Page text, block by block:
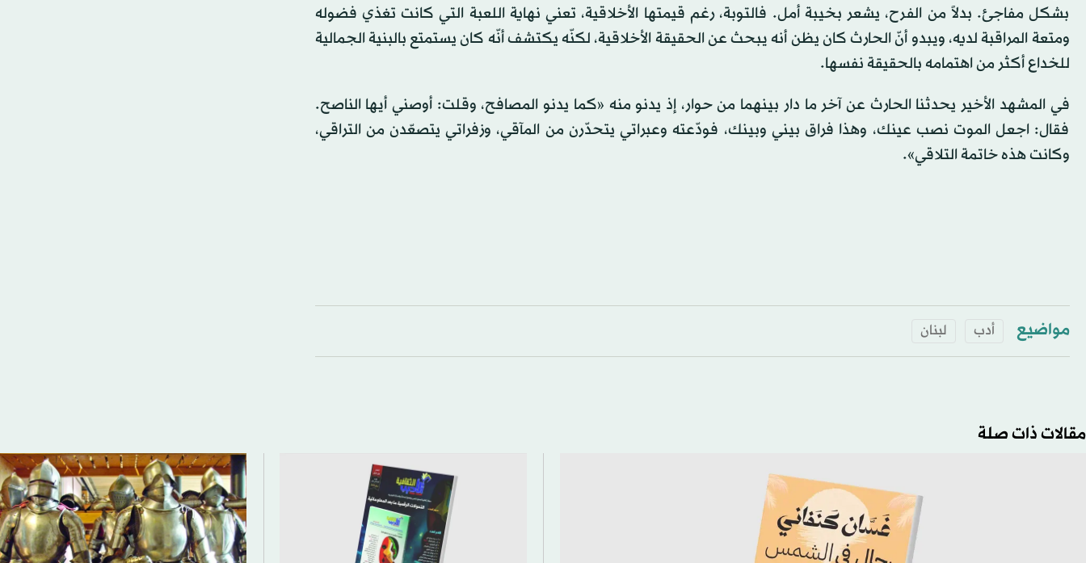
بشكل مفاجئ. بدلاً من الفرح، يشعر بخيبة أمل. فالتوبة، رغم قيمتها الأخلاقية، تعني نهاية اللعبة التي كانت تغذي فضوله
ومتعة المراقبة لديه، ويبدو أنّ الحارث كان يظن أنه يبحث عن الحقيقة الأخلاقية، لكنّه يكتشف أنّه كان يستمتع بالبنية الجمالية
للخداع أكثر من اهتمامه بالحقيقة نفسها.
في المشهد الأخير يحدثنا الحارث عن آخر ما دار بينهما من حوار، إذ يدنو منه «كما يدنو المصافح، وقلت: أوصني أيها الناصح.
فقال: اجعل الموت نصب عينك، وهذا فراق بيني وبينك، فودّعته وعبراتي يتحدّرن من المآقي، وزفراتي يتصعّدن من التراقي،
وكانت هذه خاتمة التلاقي».
مواضيع أدب لبنان
مقالات ذات صلة